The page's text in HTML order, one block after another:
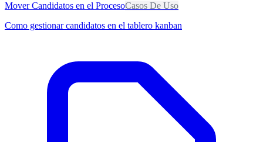
Mover Candidatos en el ProcesoCasos De Uso
Como gestionar candidatos en el tablero kanban